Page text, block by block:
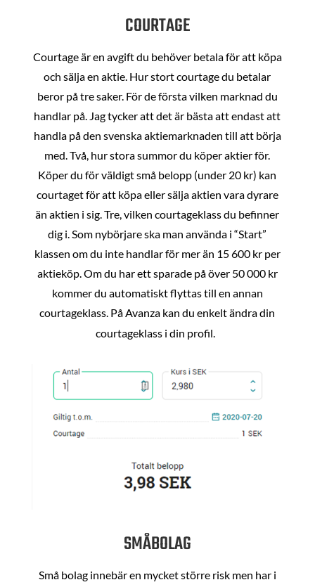
COURTAGE
Courtage är en avgift du behöver betala för att köpa
och sälja en aktie. Hur stort courtage du betalar
beror på tre saker. För de första vilken marknad du
handlar på. Jag tycker att det är bästa att endast att
handla på den svenska aktiemarknaden till att börja
med. Två, hur stora summor du köper aktier för.
Köper du för väldigt små belopp (under 20 kr) kan
courtaget för att köpa eller sälja aktien vara dyrare
än aktien i sig. Tre, vilken courtageklass du befinner
dig i. Som nybörjare ska man använda i “Start”
klassen om du inte handlar för mer än 15 600 kr per
aktieköp. Om du har ett sparade på över 50 000 kr
kommer du automatiskt flyttas till en annan
courtageklass. På Avanza kan du enkelt ändra din
courtageklass i din profil.
SMÅBOLAG
Små bolag innebär en mycket större risk men har i